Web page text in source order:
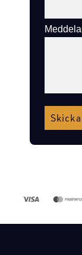
Skicka